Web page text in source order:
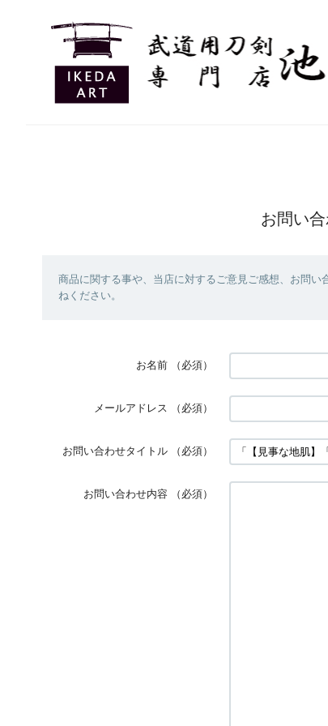
お問い
商品に関する事や、当店に対するご意見ご感想、お問
ねください。
お名前 （必須）
メールアドレス （必須）
お問い合わせタイトル （必須）
お問い合わせ内容 （必須）